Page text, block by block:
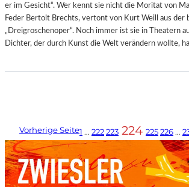
er im Gesicht“. Wer kennt sie nicht die Moritat von
Feder Bertolt Brechts, vertont von Kurt Weill aus der
„Dreigroschenoper“. Noch immer ist sie in Theatern
Dichter, der durch Kunst die Welt verändern wollte,
Vorherige Seite1 … 222223 224 225226 …